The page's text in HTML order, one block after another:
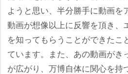
ようと思い、半分勝手に動画を
動画が想像以上に反響を頂き、
を知ってもらうことができたこ
ています。また、あの動画がき
が広がり、万博自体に関心を持